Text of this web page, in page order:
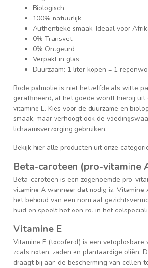
Biologisch
100% natuurlijk
Authentieke smaak. Ideaal voor
0% Transvet
0% Ontgeurd
Verpakt in glas
Duurzaam: 1 liter kopen = 1
Rode palmolie is niet hetzelfde als witte
geraffineerd, al het goede wordt hierbij
vitamine E. Kies voor de duurzame en
smaak, maar verhoogt ook de
lichaamsverzorging gebruiken.
Bekijk hier alle producten uit onze
Beta-caroteen (pro-vitamine
Bèta-caroteen is een zogenoemde pro-
vitamine A wanneer dat nodig is.
het behoud van een normaal
huid en speelt het een rol in het
Vitamine E
Vitamine E (tocoferol) is een vetoplosbare
zoals noten, zaden en plantaardige oliën.
draagt bij aan de bescherming van cellen